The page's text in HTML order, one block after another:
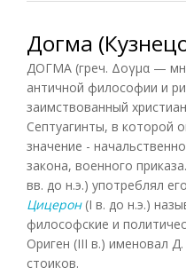
Догма
ДОГМА (греч. Δογμα —
античной философии и
заимствованный
Септуагинты, в которой
значение -
закона, военного
вв. до н.э.) употреблял
Цицерон(I в. до н.э.)
философские и
Ориген (III в.) именовал
стоиков.